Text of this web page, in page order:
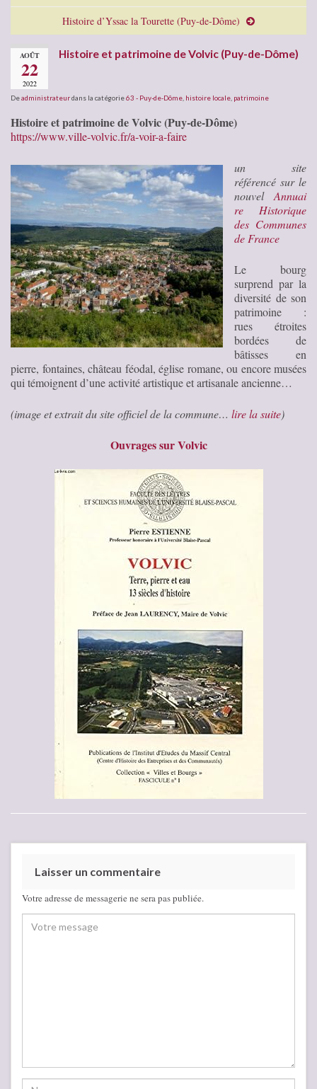
Histoire d’Yssac la Tourette (Puy-de-Dôme)
AOÛT
22
2022
Histoire et patrimoine de Volvic (Puy-de-Dôme)
Deadministrateurdans la catégorie63 - Puy-de-Dôme histoire locale patrimoine
Histoire et patrimoine de Volvic (Puy-de-Dôme)
https://www.ville-volvic.fr/a-voir-a-faire
un site
référencé sur le
nouvel Annuai
re Historique
des Communes
de France
Le bourg
surprend par la
diversité de son
patrimoine :
rues étroites
bordées de
bâtisses en
pierre, fontaines, château féodal, église romane, ou encore musées
qui témoignent d’une activité artistique et artisanale ancienne…
(image et extrait du site officiel de la commune… lire la suite)
Ouvrages sur Volvic
Laisser un commentaire
Votre adresse de messagerie ne sera pas publiée.